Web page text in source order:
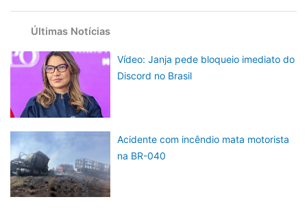
Últimas Notícias
Vídeo: Janja pede bloqueio imediato do
Discord no Brasil
Acidente com incêndio mata motorista
na BR-040